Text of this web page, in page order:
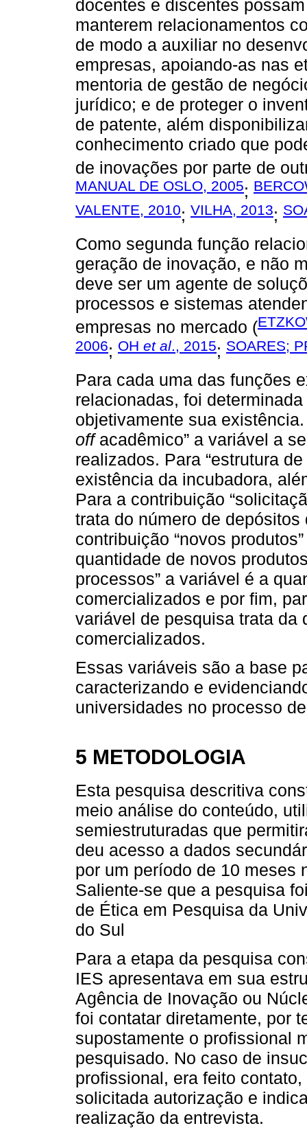
docentes e discentes
manterem relacionamentos
de modo a auxiliar no
empresas, apoiando-as nas
mentoria de gestão de
jurídico; e de proteger o
de patente, além
conhecimento criado que
de inovações por parte de
MANUAL DE OSLO, 2005;
VALENTE, 2010; VILHA, 2013;
Como segunda função
geração de inovação, e não
deve ser um agente de
processos e sistemas
empresas no mercado (
2006; OH et al ., 2015; SOARES;
Para cada uma das funções
relacionadas, foi
objetivamente sua
offacadêmico” a variável a
realizados. Para “estrutura
existência da incubadora,
Para a contribuição
trata do número de
contribuição “novos
quantidade de novos
processos” a variável é a
comercializados e por fim,
variável de pesquisa trata da
comercializados.
Essas variáveis são a base
caracterizando e
universidades no processo
5 METODOLOGIA
Esta pesquisa descritiva
meio análise do conteúdo,
semiestruturadas que
deu acesso a dados
por um período de 10 meses
Saliente-se que a pesquisa
de Ética em Pesquisa da
do Sul
Para a etapa da pesquisa
IES apresentava em sua
Agência de Inovação ou
foi contatar diretamente, por
supostamente o profissional
pesquisado. No caso de
profissional, era feito
solicitada autorização e
realização da entrevista.